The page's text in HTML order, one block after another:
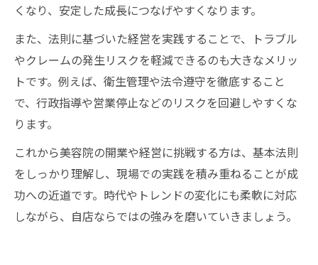
くなり、安定した成長につなげやすくなります。
また、法則に基づいた経営を実践することで、トラブル
やクレームの発生リスクを軽減できるのも大きなメリッ
トです。例えば、衛生管理や法令遵守を徹底すること
で、行政指導や営業停止などのリスクを回避しやすくな
ります。
これから美容院の開業や経営に挑戦する方は、基本法則
をしっかり理解し、現場での実践を積み重ねることが成
功への近道です。時代やトレンドの変化にも柔軟に対応
しながら、自店ならではの強みを磨いていきましょう。